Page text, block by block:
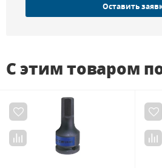
Оставить
С этим товаром